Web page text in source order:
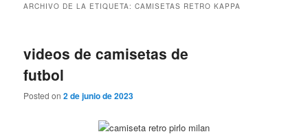
ARCHIVO DE LA ETIQUETA:CAMISETAS RETRO KAPPA
videos de camisetas de
futbol
Posted on2 de junio de 2023